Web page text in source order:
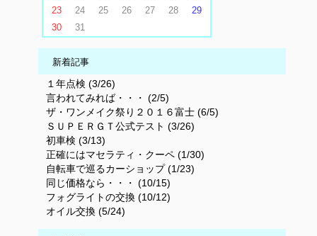
23
24 25 26 27 28
29
30
31
新着記事
１年点検 (3/26)
言われてみれば・・・ (2/5)
ザ・ワンメイク祭り２０１６富士 (6/5)
ＳＵＰＥＲＧＴ公式テスト (3/26)
初車検 (3/13)
正確にはマセラティ・クーペ (1/30)
自転車で巡るカーショップ (1/23)
同じ価格なら・・・ (10/15)
フォグライトの交換 (10/12)
オイル交換 (5/24)